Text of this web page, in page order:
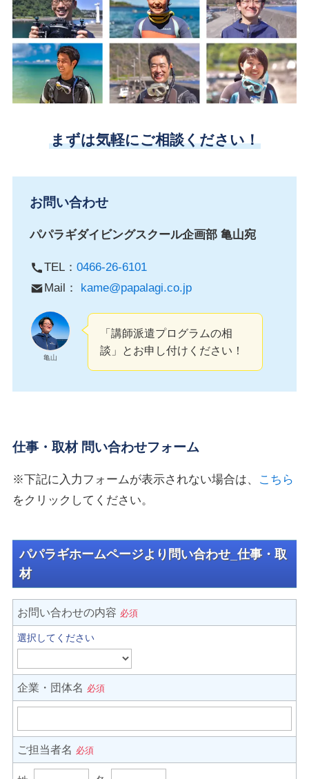
まずは気軽にご相談ください！
お問い合わせ
パパラギダイビングスクール企画部 亀山宛
TEL： 0466-26-6101
Mail： kame@papalagi.co.jp
亀山
「講師派遣プログラムの相
談」とお申し付けください！
仕事・取材 問い合わせフォーム
※下記に入力フォームが表示されない場合は、
こちら
をクリックしてください。